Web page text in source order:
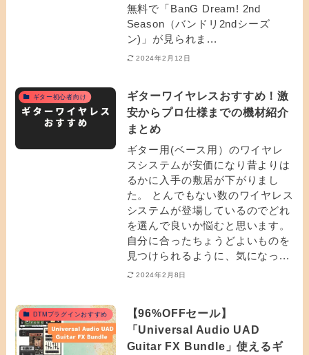
無料で「BanG Dream! 2nd
Season（バンドリ2ndシーズ
ン)」が見られま...
2024年2月12日
ギター初心者向け
ギターワイヤレスおすすめ！激
安からプロ仕様までの機材紹介
まとめ
ギター用(ベース用）のワイヤレ
スシステムが安価になり昔よりは
るかに入手の敷居が下がりまし
た。 とんでもない数のワイヤレス
システムが登場しているのでどれ
を選んで良いか悩むと思います。
自分に合ったちょうどよいものを
見つけられるように、気になっ...
2024年2月8日
DTMプラグインおすすめ
【96%OFFセール】
「Universal Audio UAD
Guitar FX Bundle」使えるギ